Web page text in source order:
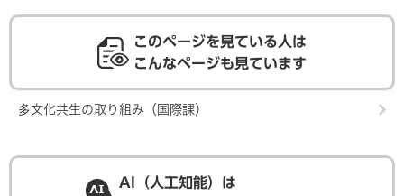
このページを見ている人は
こんなページも見ています
多文化共生の取り組み（国際課）
AI（人工知能）は